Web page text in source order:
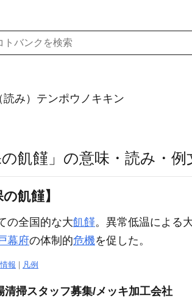
読み）テンポウノキキン
の飢饉」の意味・読み・例
飢饉】
の全国的な大飢饉。異常低温による
幕府の体制的危機を促した。
情報 凡例
掃スタッフ募集/メッキ加工会社